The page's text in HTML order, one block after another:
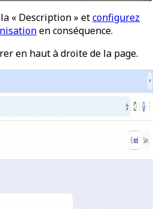
« Description » etconfigurez
en conséquence.
en haut à droite de la page.